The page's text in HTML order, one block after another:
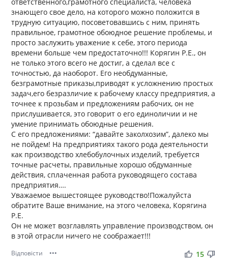
знающего свое дело, на которого можно положится в
трудную ситуацию, посоветовавшись с ним, принять
правильное, грамотное обоюдное решение проблемы, и
просто заслужить уважение к себе, этого периода
времени больше чем предостаточно!!! Корягин Р.Е., он
не только этого всего не достиг, а сделал все с
точностью, да наоборот. Его необдуманные,
безграмотные приказы,приводят к усложнению простых
задач,его безразличие к рабочему классу предприятия, а
точнее к прозьбам и предложениям рабочих, он не
прислушивается, это говорит о его единоличии и не
умение принимать обоюдные решения.
С его предложениями: “давайте заколхозим”, далеко мы
не пойдем! На предприятиях такого рода деятельности
как производство хлебобулочных изделий, требуется
точные расчеты, правильные хорошо обдуманные
действия, сплаченная работа руководящего состава
предприятия….
Уважаемое вышестоящее руководство!Пожалуйста
обратите Ваше внимание, на этого человека, Корягина
Р.Е.
Он не может возглавлять управление производством, он
в этой отрасли ничего не соображает!!!
Відповісти ••• thumb_up thumb_down
15